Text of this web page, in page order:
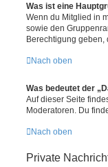
Was ist eine
Wenn du Mitglied in
sowie den
Berechtigung
Nach oben
Was bedeutet der
Auf dieser Seite
Moderatoren. Du
Nach oben
Private